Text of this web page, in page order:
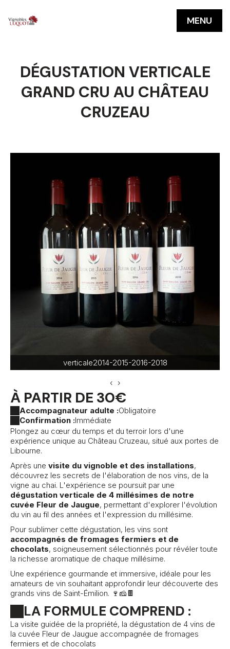
MENU
DÉGUSTATION VERTICALE
GRAND CRU AU CHÂTEAU
CRUZEAU
verticale2014-2015-2016-2018
‹ ›
À PARTIR DE 30€
Accompagnateur adulte :Obligatoire
Confirmation :Immédiate
Plongez au cœur du temps et du terroir lors d'une
expérience unique au Château Cruzeau, situé aux portes de
Libourne.
Après une visite du vignoble et des installations,
découvrez les secrets de l'élaboration de nos vins, de la
vigne au chai. L'expérience se poursuit par une
dégustation verticale de 4 millésimes de notre
cuvée Fleur de Jaugue, permettant d'explorer l'évolution
du vin au fil des années et l'expression du millésime.
Pour sublimer cette dégustation, les vins sont
accompagnés de fromages fermiers et de
chocolats, soigneusement sélectionnés pour révéler toute
la richesse aromatique de chaque millésime.
Une expérience gourmande et immersive, idéale pour les
amateurs de vin souhaitant approfondir leur découverte des
grands vins de Saint-Émilion. 🍷🧀🍫
LA FORMULE COMPREND :
La visite guidée de la propriété, la dégustation de 4 vins de
la cuvée Fleur de Jaugue accompagnée de fromages
fermiers et de chocolats